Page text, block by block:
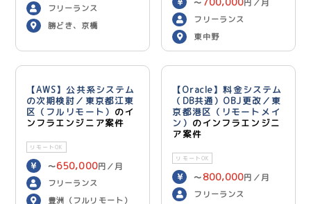
フリーランス
勝どき、京橋
〜
円／月
フリーランス
東中野
【AWS】公共系システム
の次期検討／東京都江東
区（フルリモート） のイ
ンフラエンジニア案件
リモートOK
〜650,000円／月
フリーランス
豊洲（フルリモート）
【Oracle】料金システム
（DB共通）OBJ更改／東
京都港区（リモートメイ
ン） のインフラエンジニ
ア案件
リモートOK
〜 800,000円／月
フリーランス